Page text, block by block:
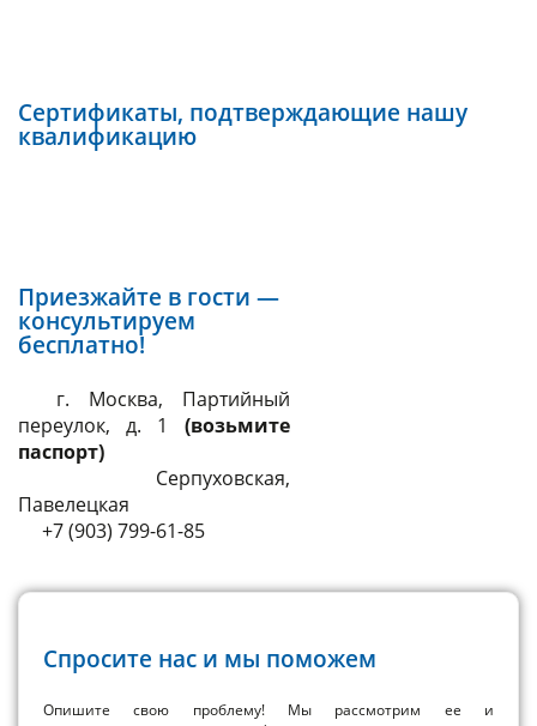
Сертификаты, подтверждающие нашу
квалификацию
Приезжайте в гости —
консультируем
бесплатно!
г. Москва, Партийный
переулок, д. 1 (возьмите
паспорт)
Серпуховская,
Павелецкая
+7 (903) 799-61-85
Спросите нас и мы поможем
Опишите свою проблему! Мы рассмотрим ее и